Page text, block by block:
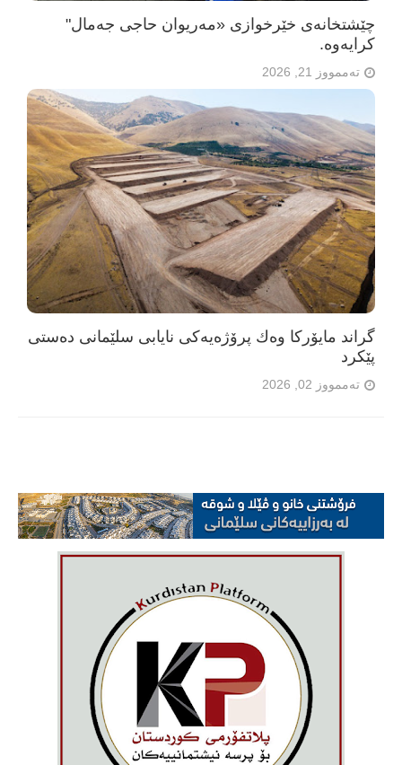
چێشتخانەی خێرخوازی «مەریوان حاجی جەمال"
كرایه‌وه‌.
تەممووز 21, 2026
گراند مایۆرکا وەك پرۆژەیەکی نایابی سلێمانی دەستی
پێکرد
تەممووز 02, 2026